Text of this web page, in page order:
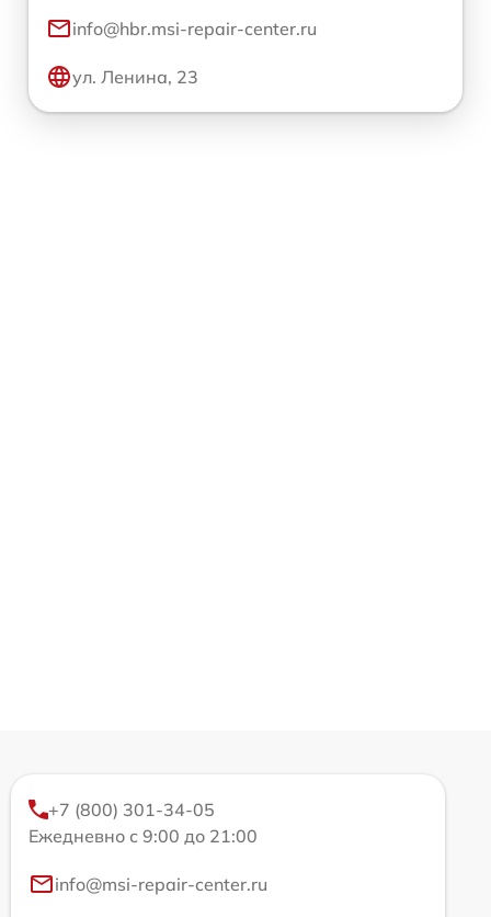
info@hbr.msi-repair-center.ru
ул. Ленина, 23
+7 (800) 301-34-05
Ежедневно с 9:00 до 21:00
info@msi-repair-center.ru